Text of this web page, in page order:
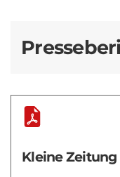
Kleine Zeitung